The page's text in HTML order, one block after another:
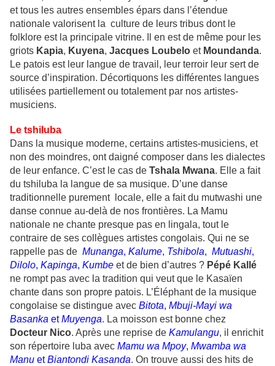
et tous les autres ensembles épars dans l’étendue
nationale valorisent la culture de leurs tribus dont le
folklore est la principale vitrine. Il en est de même pour les
griots Kapia, Kuyena, Jacques Loubelo et Moundanda.
Le patois est leur langue de travail, leur terroir leur sert de
source d’inspiration. Décortiquons les différentes langues
utilisées partiellement ou totalement par nos artistes-
musiciens.
Le tshiluba
Dans la musique moderne, certains artistes-musiciens, et
non des moindres, ont daigné composer dans les dialectes
de leur enfance. C’est le cas de Tshala Mwana. Elle a fait
du tshiluba la langue de sa musique. D’une danse
traditionnelle purement locale, elle a fait du mutwashi une
danse connue au-delà de nos frontières. La Mamu
nationale ne chante presque pas en lingala, tout le
contraire de ses collègues artistes congolais. Qui ne se
rappelle pas de Munanga, Kalume, Tshibola, Mutuashi,
Dilolo, Kapinga, Kumbe et de bien d’autres ? Pépé Kallé
ne rompt pas avec la tradition qui veut que le Kasaïen
chante dans son propre patois. L’Éléphant de la musique
congolaise se distingue avec Bitota, Mbuji-Mayi wa
Basanka etMuyenga. La moisson est bonne chez
Docteur Nico. Après une reprise de Kamulangu, il enrichit
son répertoire luba avec Mamu wa Mpoy, Mwamba wa
Manu etBiantondi Kasanda. On trouve aussi des hits de